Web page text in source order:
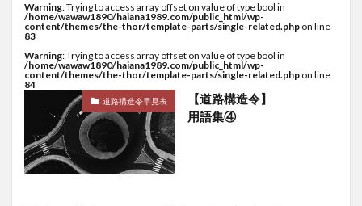
Warning: Trying to access array offset on value of type bool in
/home/wawaw1890/haiana1989.com/public_html/wp-
content/themes/the-thor/template-parts/single-related.php on line
83
Warning: Trying to access array offset on value of type bool in
/home/wawaw1890/haiana1989.com/public_html/wp-
content/themes/the-thor/template-parts/single-related.php on line
84
道路構造令早見表
【道路構造令】
用語集④